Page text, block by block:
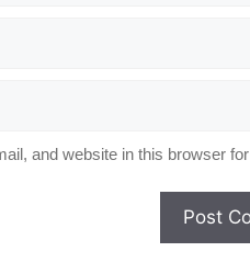
and website in this browser